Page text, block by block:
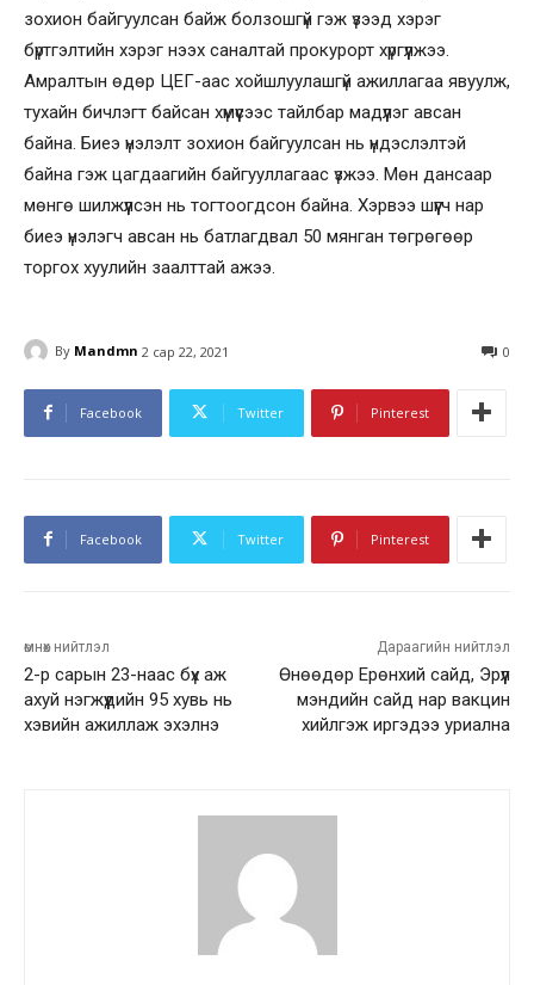
зохион байгуулсан байж болзошгүй гэж үзээд хэрэг
бүртгэлтийн хэрэг нээх саналтай прокурорт хүргүүлжээ.
Амралтын өдөр ЦЕГ-аас хойшлуулашгүй ажиллагаа явуулж,
тухайн бичлэгт байсан хүмүүсээс тайлбар мадүүлэг авсан
байна. Биеэ үнэлэлт зохион байгуулсан нь үндэслэлтэй
байна гэж цагдаагийн байгууллагаас үзжээ. Мөн дансаар
мөнгө шилжүүлсэн нь тогтоогдсон байна. Хэрвээ шүүгч нар
биеэ үнэлэгч авсан нь батлагдвал 50 мянган төгрөгөөр
торгох хуулийн заалттай ажээ.
By Mandmn 2 сар 22, 2021 0
Facebook Twitter Pinterest
Facebook Twitter Pinterest
өмнөх нийтлэл
2-р сарын 23-наас бүх аж
ахуй нэгжүүдийн 95 хувь нь
хэвийн ажиллаж эхэлнэ
Дараагийн нийтлэл
Өнөөдөр Ерөнхий сайд, Эрүүл
мэндийн сайд нар вакцин
хийлгэж иргэдээ уриална